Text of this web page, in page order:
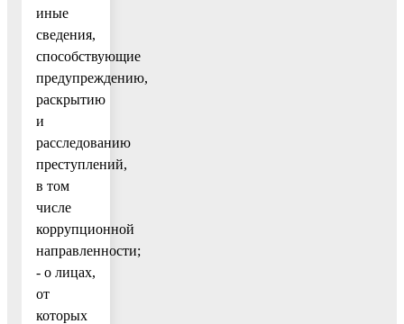
иные
сведения,
способствующие
предупреждению,
раскрытию
и
расследованию
преступлений,
в том
числе
коррупционной
направленности;
- о лицах,
от
которых